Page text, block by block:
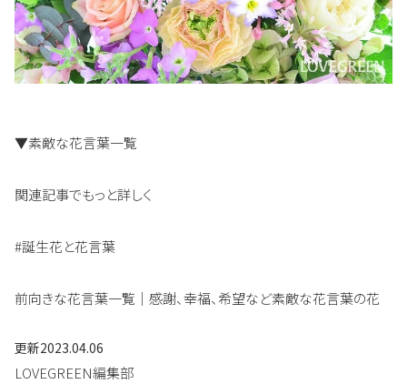
▼素敵な花言葉一覧
関連記事でもっと詳しく
#誕生花と花言葉
前向きな花言葉一覧｜感謝、幸福、希望など素敵な花言葉の花
更新2023.04.06
LOVEGREEN編集部